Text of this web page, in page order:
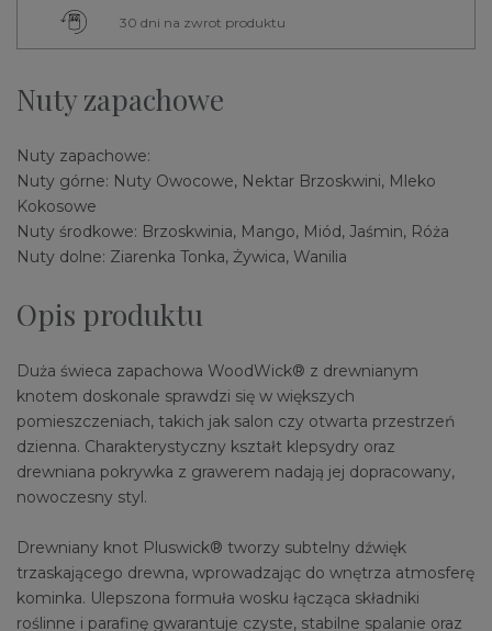
30 dni na zwrot produktu
Nuty zapachowe
Nuty zapachowe:
Nuty górne: Nuty Owocowe, Nektar Brzoskwini, Mleko
Kokosowe
Nuty środkowe: Brzoskwinia, Mango, Miód, Jaśmin, Róża
Nuty dolne: Ziarenka Tonka, Żywica, Wanilia
Opis produktu
Duża świeca zapachowa WoodWick® z drewnianym
knotem doskonale sprawdzi się w większych
pomieszczeniach, takich jak salon czy otwarta przestrzeń
dzienna. Charakterystyczny kształt klepsydry oraz
drewniana pokrywka z grawerem nadają jej dopracowany,
nowoczesny styl.
Drewniany knot Pluswick® tworzy subtelny dźwięk
trzaskającego drewna, wprowadzając do wnętrza atmosferę
kominka. Ulepszona formuła wosku łącząca składniki
roślinne i parafinę gwarantuje czyste, stabilne spalanie oraz